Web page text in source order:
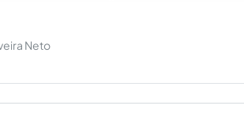
Neto